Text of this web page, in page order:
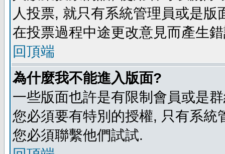
人投票, 就只有系統管理員或是
在投票過程中途更改意見而產生
回頂端
為什麼我不能進入版面?
一些版面也許是有限制會員或是
您必須要有特別的授權, 只有系
您必須聯繫他們試試.